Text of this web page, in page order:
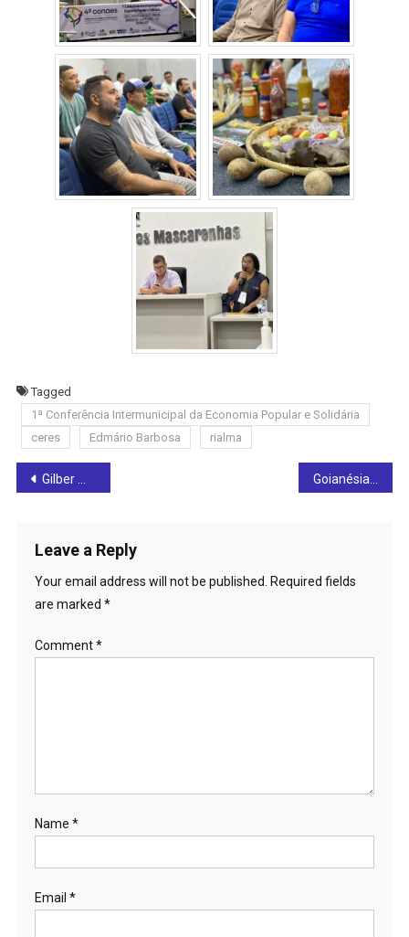
Tagged
1ª Conferência Intermunicipal da Economia Popular e Solidária
ceres
Edmário Barbosa rialma
Post
Gilber Miranda e Paulo Victor convidam para cerimônia de diplomação da nova diretoria da FGM
Leave a Reply
Your email address will not be published.
Required fields
are marked *
Comment*
Name *
Email *